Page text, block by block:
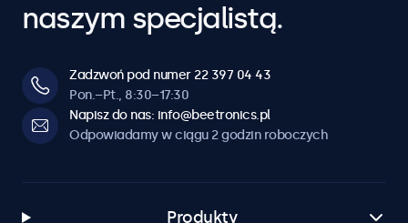
naszym specjalistą.
Zadzwoń pod numer 22 397 04 43
Pon.–Pt., 8:30–17:30
Napisz do nas: info@beetronics.pl
Odpowiadamy w ciągu 2 godzin roboczych
Produkty